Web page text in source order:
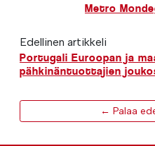
Metro
Edellinen artikkeli
Portugali Euroopan ja
pähkinäntuottajien
← Palaa